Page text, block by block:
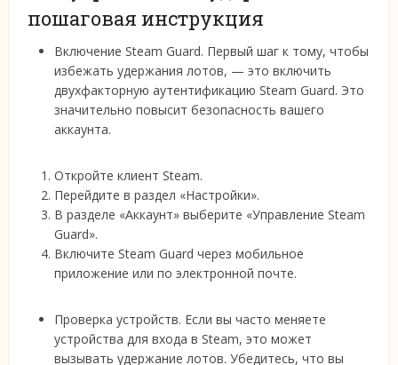
пошаговая инструкция
Включение Steam Guard. Первый шаг к тому, чтобы
избежать удержания лотов, — это включить
двухфакторную аутентификацию Steam Guard. Это
значительно повысит безопасность вашего
аккаунта.
Откройте клиент Steam.
Перейдите в раздел «Настройки».
В разделе «Аккаунт» выберите «Управление Steam
Guard».
Включите Steam Guard через мобильное
приложение или по электронной почте.
Проверка устройств. Если вы часто меняете
устройства для входа в Steam, это может
вызывать удержание лотов. Убедитесь, что вы